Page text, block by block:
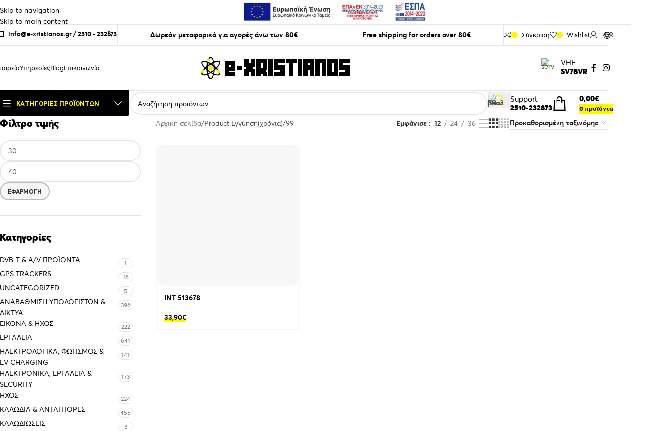
Skip to navigation
Skip to main content
info@e-xristianos.gr/2510 - 232873 Δωρεάν μεταφορικά για αγορές άνω των 80€ Free shipping for orders over 80€ Σύγκριση Wishlist GR
ΥπηρεσίεςBlogΕπικοινωνία
VHF
SV7BVR
ΚΑΤΗΓΟΡΊΕΣ ΠΡΟΪΌΝΤΩΝ
Support
2510-232873
0προϊόντα
0,00€
Φίλτρο τιμής
ΕΦΑΡΜΟΓΉ
Κατηγορίες
DVB-T & A/V ΠΡΟΪΌΝΤΑ 1
GPS TRACKERS 16
UNCATEGORIZED 5
ΑΝΑΒΆΘΜΙΣΗ ΥΠΟΛΟΓΙΣΤΏΝ &
ΔΊΚΤΥΑ
396
ΕΙΚΌΝΑ & ΗΧΟΣ 222
ΕΡΓΑΛΕΊΑ 641
ΗΛΕΚΤΡΟΛΟΓΙΚΆ, ΦΩΤΙΣΜΌΣ &
EV CHARGING
141
ΗΛΕΚΤΡΟΝΙΚΆ, ΕΡΓΑΛΕΊΑ &
SECURITY
173
ΉΧΟΣ 224
ΚΑΛΏΔΙΑ & ΑΝΤΆΠΤΟΡΕΣ 455
ΚΑΛΩΔΙΏΣΕΙΣ 3
Αρχική σελίδα Product Εγγύηση(χρόνια) 99 Εμφάνισε 12 24 36
INT 513678
33,90€